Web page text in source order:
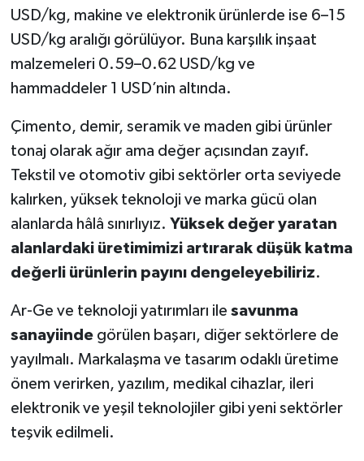
USD/kg, makine ve elektronik ürünlerde ise 6–15
USD/kg aralığı görülüyor. Buna karşılık inşaat
malzemeleri 0.59–0.62 USD/kg ve
hammaddeler 1 USD’nin altında.
Çimento, demir, seramik ve maden gibi ürünler
tonaj olarak ağır ama değer açısından zayıf.
Tekstil ve otomotiv gibi sektörler orta seviyede
kalırken, yüksek teknoloji ve marka gücü olan
alanlarda hâlâ sınırlıyız. Yüksek değer yaratan
alanlardaki üretimimizi artırarak düşük katma
değerli ürünlerin payını dengeleyebiliriz.
Ar-Ge ve teknoloji yatırımları ile savunma
sanayiindegörülen başarı, diğer sektörlere de
yayılmalı. Markalaşma ve tasarım odaklı üretime
önem verirken, yazılım, medikal cihazlar, ileri
elektronik ve yeşil teknolojiler gibi yeni sektörler
teşvik edilmeli.